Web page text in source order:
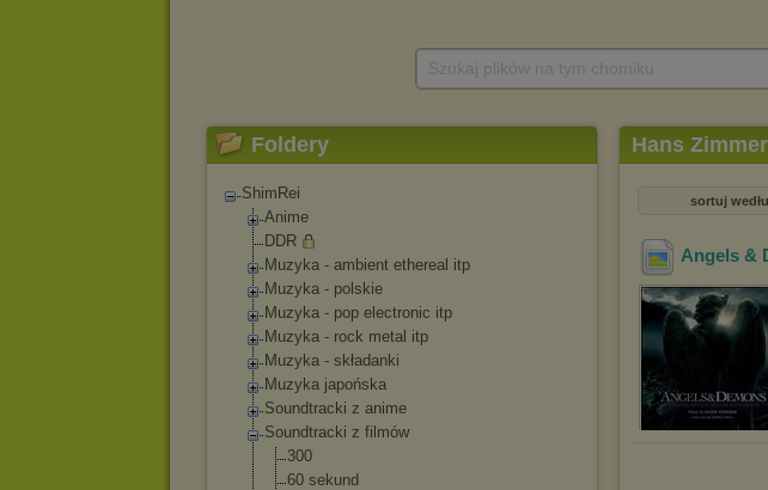
Foldery
ShimRei
Anime
DDR
Muzyka - ambient ethereal itp
Muzyka - polskie
Muzyka - pop electronic itp
Muzyka - rock metal itp
Muzyka - składanki
Muzyka japońska
Soundtracki z anime
Soundtracki z filmów
300
60 sekund
Hans
sortuj
Angels &